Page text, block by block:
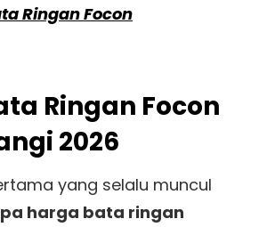
Ringan Focon
Ringan Focon
2026
yang selalu muncul
harga bata ringan